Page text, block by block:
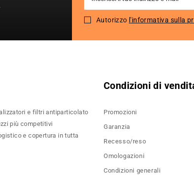
for
Newsletter:
Autorizzo l'informativa sulla
e filtri antiparticolato
più competitivi
e copertura in tutta
Condizioni di
Promozioni
Garanzia
Recesso/reso
Omologazioni
Condizioni generali